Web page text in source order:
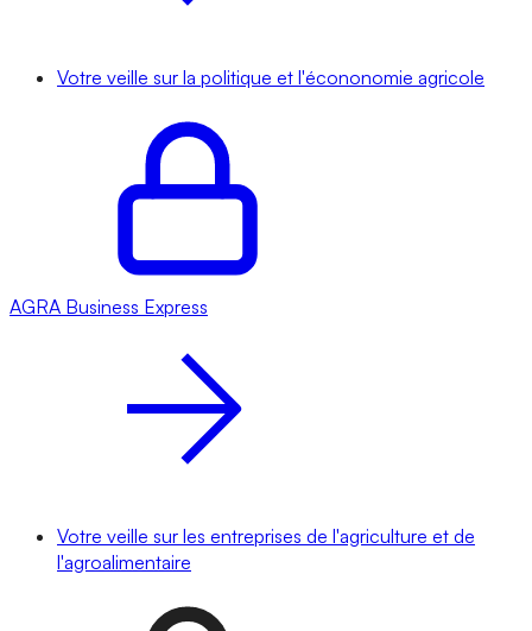
Votre veille sur la politique et l'écononomie agricole
AGRA Business Express
Votre veille sur les entreprises de l'agriculture et de
l'agroalimentaire